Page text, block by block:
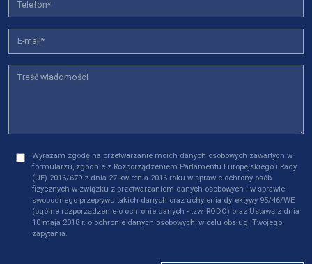
Wyrażam zgodę na przetwarzanie moich danych osobowych zawartych w
formularzu, zgodnie z Rozporządzeniem Parlamentu Europejskiego i Rady
(UE) 2016/679 z dnia 27 kwietnia 2016 roku w sprawie ochrony osób
fizycznych w związku z przetwarzaniem danych osobowych i w sprawie
swobodnego przepływu takich danych oraz uchylenia dyrektywy 95/46/WE
(ogólne rozporządzenie o ochronie danych - tzw. RODO) oraz Ustawą z dnia
10 maja 2018 r. o ochronie danych osobowych, w celu obsługi Twojego
zapytania.